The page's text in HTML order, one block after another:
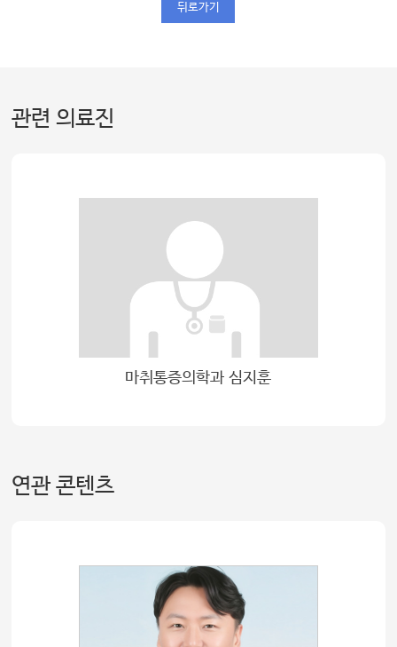
뒤로가기
관련 의료진
마취통증의학과 심지훈
연관 콘텐츠